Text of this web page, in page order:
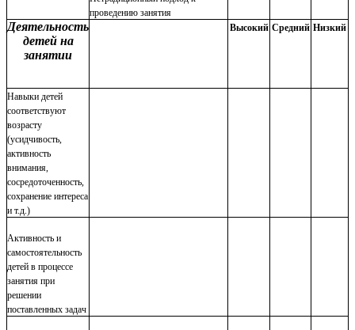
проведению занятия
Деятельность
детей на
занятии
Высокий Средний Низкий
Навыки детей
соответствуют
возрасту
(усидчивость,
активность
внимания,
сосредоточенность,
сохранение интереса
и т.д.)
Активность и
самостоятельность
детей в процессе
занятия при
решении
поставленных задач